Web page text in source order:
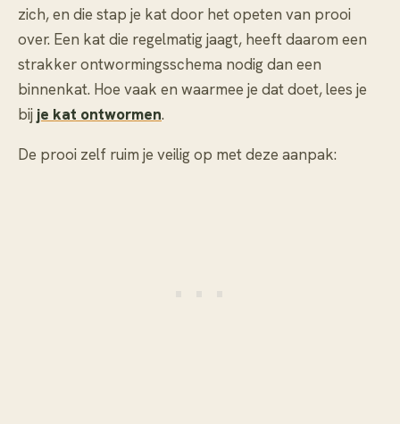
zich, en die stap je kat door het opeten van prooi
over. Een kat die regelmatig jaagt, heeft daarom een
strakker ontwormingsschema nodig dan een
binnenkat. Hoe vaak en waarmee je dat doet, lees je
bij je kat ontwormen.
De prooi zelf ruim je veilig op met deze aanpak: